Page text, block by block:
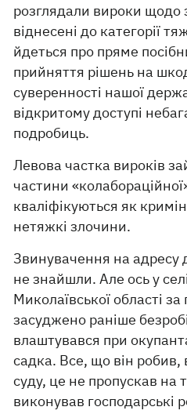
розглядали вироки щодо
віднесені до категорії
йдеться про пряме
прийняття рішень на
суверенності нашої
відкритому доступі
подробиць.
Левова частка вироків
частини
кваліфікуються як
нетяжкі злочини.
Звинувачення на адресу
не знайшли. Але ось у
Миколаївської області за
засуджено раніше
влаштувався при
садка. Все, що він робив,
суду, це не пропускав на
виконував господарські